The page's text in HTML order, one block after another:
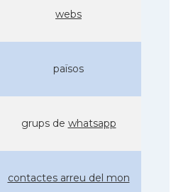
webs
països
grups de whatsapp
contactes arreu del mon